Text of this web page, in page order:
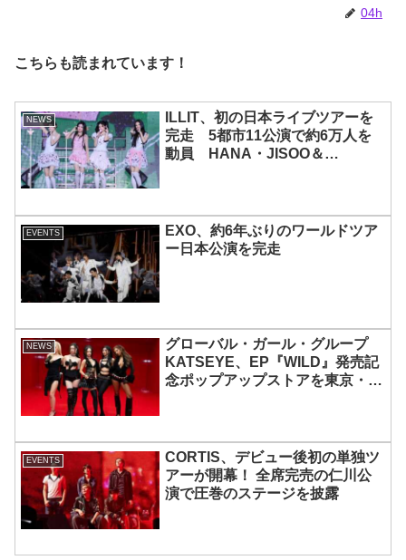
04h
こちらも読まれています！
NEWS
ILLIT、初の日本ライブツアーを
完走 5都市11公演で約6万人を
動員 HANA・JISOO＆
EVENTS
EXO、約6年ぶりのワールドツア
ー日本公演を完走
NEWS
グローバル・ガール・グループ
KATSEYE、EP『WILD』発売記
念ポップアップストアを東京・原
EVENTS
CORTIS、デビュー後初の単独ツ
アーが開幕！ 全席完売の仁川公
演で圧巻のステージを披露